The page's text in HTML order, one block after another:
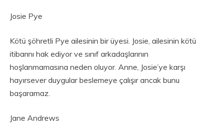
Josie Pye
Kötü şöhretli Pye ailesinin bir üyesi. Josie, ailesinin kötü
itibarını hak ediyor ve sınıf arkadaşlarının
hoşlanmamasına neden oluyor. Anne, Josie’ye karşı
hayırsever duygular beslemeye çalışır ancak bunu
başaramaz.
Jane Andrews